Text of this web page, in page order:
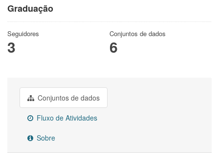
Graduação
Seguidores
3
Conjuntos de dados
6
Conjuntos de dados
Fluxo de Atividades
Sobre